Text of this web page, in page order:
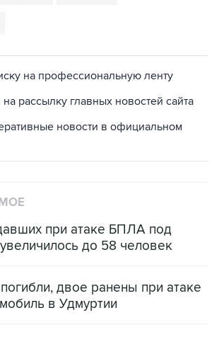
на профессиональную ленту
рассылку главных новостей сайта
новости в официальном
при атаке БПЛА под
до 58 человек
двое ранены при атаке
в Удмуртии